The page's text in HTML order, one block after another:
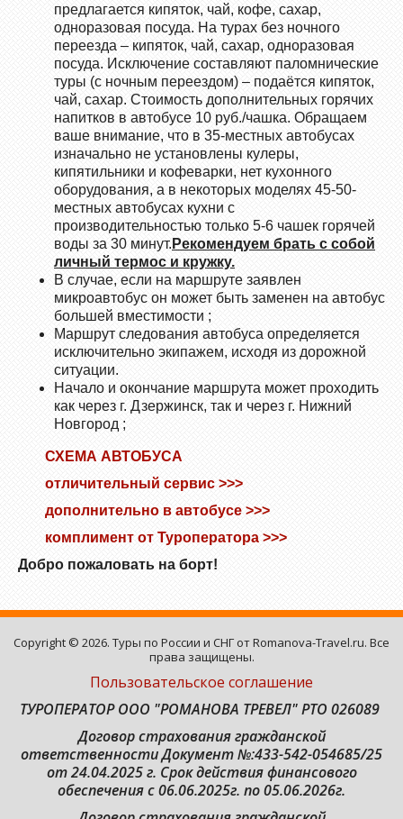
предлагается кипяток, чай, кофе, сахар,
одноразовая посуда. На турах без ночного
переезда – кипяток, чай, сахар, одноразовая
посуда. Исключение составляют паломнические
туры (с ночным переездом) – подаётся кипяток,
чай, сахар. Стоимость дополнительных горячих
напитков в автобусе 10 руб./чашка. Обращаем
ваше внимание, что в 35-местных автобусах
изначально не установлены кулеры,
кипятильники и кофеварки, нет кухонного
оборудования, а в некоторых моделях 45-50-
местных автобусах кухни с
производительностью только 5-6 чашек горячей
воды за 30 минут. Рекомендуем брать с собой
личный термос и кружку.
В случае, если на маршруте заявлен
микроавтобус он может быть заменен на автобус
большей вместимости ;
Маршрут следования автобуса определяется
исключительно экипажем, исходя из дорожной
ситуации.
Начало и окончание маршрута может проходить
как через г. Дзержинск, так и через г. Нижний
Новгород ;
СХЕМА АВТОБУСА
отличительный сервис >>>
дополнительно в автобусе >>>
комплимент от Туроператора >>>
Добро пожаловать на борт!
Copyright © 2026. Туры по России и СНГ от Romanova-Travel.ru. Все
права защищены.
Пользовательское соглашение
ТУРОПЕРАТОР ООО "РОМАНОВА ТРЕВЕЛ" РТО 026089
Договор страхования гражданской
ответственностиДокумент №:433-542-054685/25
от 24.04.2025 г. Срок действия финансового
обеспечения с 06.06.2025г. по 05.06.2026г.